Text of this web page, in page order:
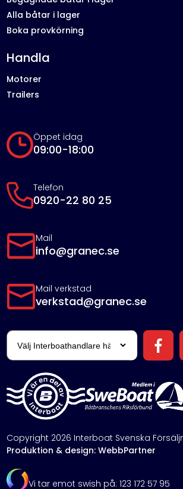
Öppet idag
09:00-18:00
Telefon
0920-22 80 25
Mail
info@granec.se
Mail verkstad
verkstad@granec.se
Alla båtar i lager
Boka provkörning
Handla
Motorer
Trailers
Copyright 2026 Interboat Svenska
Produktion & design: WebbPartner
Vi tar emot swish på: 123 172 57 95